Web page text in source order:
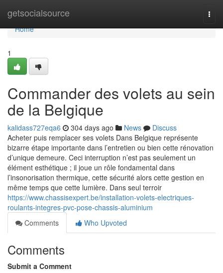
getsocialsource
Home
Home
1
Commander des volets au sein
de la Belgique
kalidass727eqa6 304 days ago News
Discuss
Acheter puis remplacer ses volets Dans Belgique représente
bizarre étape importante dans l’entretien ou bien cette rénovation
d’unique demeure. Ceci interruption n’est pas seulement un
élément esthétique ; il joue un rôle fondamental dans
l’insonorisation thermique, cette sécurité alors cette gestion en
même temps que cette lumière. Dans seul terroir
https://www.chassisexpert.be/installation-volets-electriques-
roulants-integres-pvc-pose-chassis-aluminium
Comments
Who Upvoted
Comments
Submit a Comment